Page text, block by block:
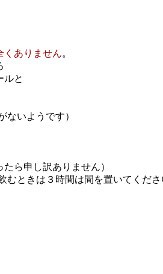
くありません。
人助けツールと
いようです）
ら申し訳ありません）
むときは３時間は間を置いてくだ